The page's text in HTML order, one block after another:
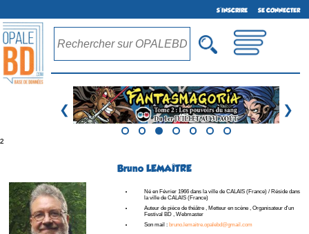
S'INSCRIRE SE CONNECTER
❮ ❯
²
Bruno LEMAÎTRE
Né en Février 1966 dans la ville de CALAIS (France) / Réside dans
la ville de CALAIS (France)
Auteur de pièce de théâtre , Metteur en scène , Organisateur d'un
Festival BD , Webmaster
Son mail : bruno.lemaitre.opalebd@gmail.com